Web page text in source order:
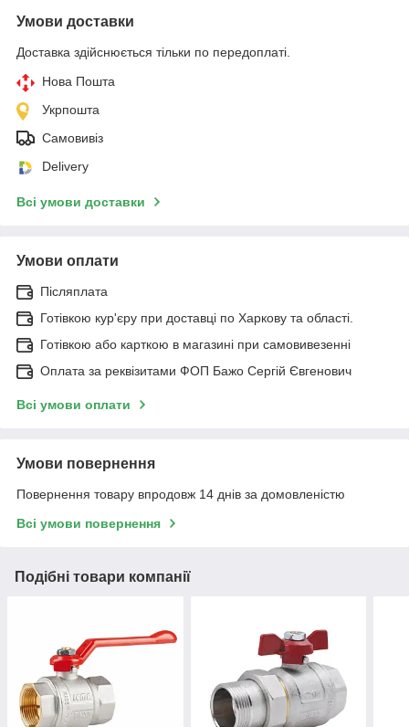
Умови доставки
Доставка здійснюється тільки по передоплаті.
Нова Пошта
Укрпошта
Самовивіз
Delivery
Всі умови доставки
Умови оплати
Післяплата
Готівкою кур'єру при доставці по Харкову та області.
Готівкою або карткою в магазині при самовивезенні
Оплата за реквізитами ФОП Бажо Сергій Євгенович
Всі умови оплати
Умови повернення
Повернення товару впродовж 14 днів за домовленістю
Всі умови повернення
Подібні товари компанії